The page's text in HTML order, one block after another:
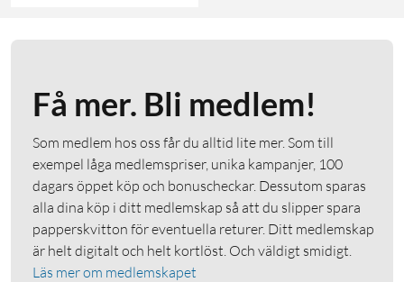
Få mer. Bli medlem!
Som medlem hos oss får du alltid lite mer. Som till
exempel låga medlemspriser, unika kampanjer, 100
dagars öppet köp och bonuscheckar. Dessutom sparas
alla dina köp i ditt medlemskap så att du slipper spara
papperskvitton för eventuella returer. Ditt medlemskap
är helt digitalt och helt kortlöst. Och väldigt smidigt.
Läs mer om medlemskapet